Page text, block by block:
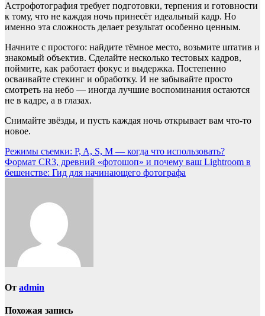
Астрофотография требует подготовки, терпения и готовности
к тому, что не каждая ночь принесёт идеальный кадр. Но
именно эта сложность делает результат особенно ценным.
Начните с простого: найдите тёмное место, возьмите штатив и
знакомый объектив. Сделайте несколько тестовых кадров,
поймите, как работает фокус и выдержка. Постепенно
осваивайте стекинг и обработку. И не забывайте просто
смотреть на небо — иногда лучшие воспоминания остаются
не в кадре, а в глазах.
Снимайте звёзды, и пусть каждая ночь открывает вам что-то
новое.
Навигация
по
Режимы съемки: P, A, S, M — когда что использовать?
Формат CR3, древний «фотошоп» и почему ваш Lightroom в
бешенстве: Гид для начинающего фотографа
От admin
Похожая запись